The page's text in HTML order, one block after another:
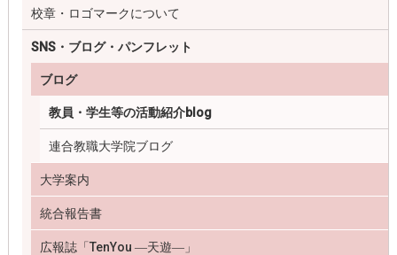
校章・ロゴマークについて
SNS・ブログ・パンフレット
ブログ
教員・学生等の活動紹介blog
連合教職大学院ブログ
大学案内
統合報告書
広報誌「TenYou ―天遊―」